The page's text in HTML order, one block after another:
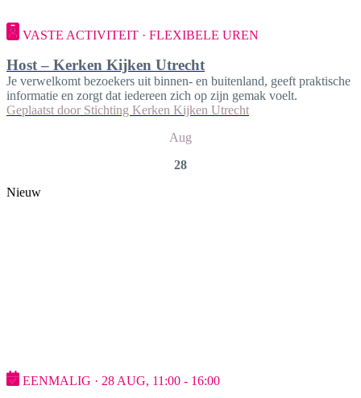
VASTE ACTIVITEIT · FLEXIBELE UREN
Host – Kerken Kijken Utrecht
Je verwelkomt bezoekers uit binnen- en buitenland, geeft praktische
informatie en zorgt dat iedereen zich op zijn gemak voelt.
Geplaatst door Stichting Kerken Kijken Utrecht
Aug
28
Nieuw
EENMALIG · 28 AUG, 11:00 - 16:00